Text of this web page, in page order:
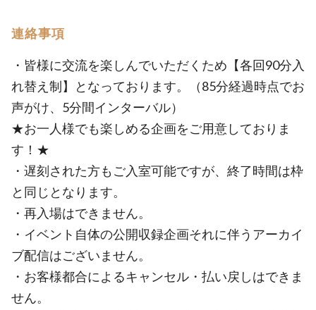
連絡事項
・皆様に交流を楽しんでいただくため【各回90分入
れ替え制】となっております。（85分経過時点でお
声がけ、5分間インターバル）
★お一人様でも楽しめる企画をご用意しておりま
す！★
・遅刻された方もご入室可能ですが、終了時間は枠
と同じとなります。
・再入場はできません。
・イベント自体の公開収録企画それに伴うアーカイ
ブ配信はございません。
・お客様都合によるキャンセル・払い戻しはできま
せん。